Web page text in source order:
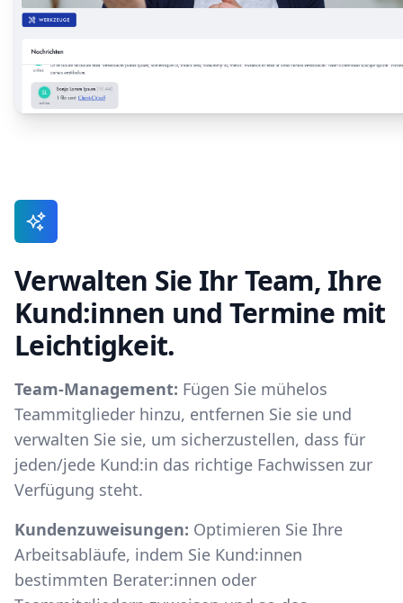
Verwalten Sie Ihr Team, Ihre
Kund:innen und Termine mit
Leichtigkeit.
Team-Management: Fügen Sie mühelos
Teammitglieder hinzu, entfernen Sie sie und
verwalten Sie sie, um sicherzustellen, dass für
jeden/jede Kund:in das richtige Fachwissen zur
Verfügung steht.
Kundenzuweisungen: Optimieren Sie Ihre
Arbeitsabläufe, indem Sie Kund:innen
bestimmten Berater:innen oder